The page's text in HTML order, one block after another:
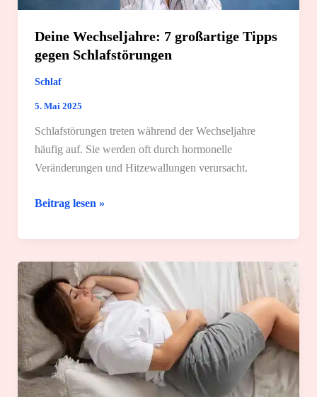
Deine Wechseljahre: 7 großartige Tipps
gegen Schlafstörungen
Schlaf
5. Mai 2025
Schlafstörungen treten während der Wechseljahre
häufig auf. Sie werden oft durch hormonelle
Veränderungen und Hitzewallungen verursacht.
Deine
7
Tipps
gegen
Schlafstörungen
Beitrag lesen »